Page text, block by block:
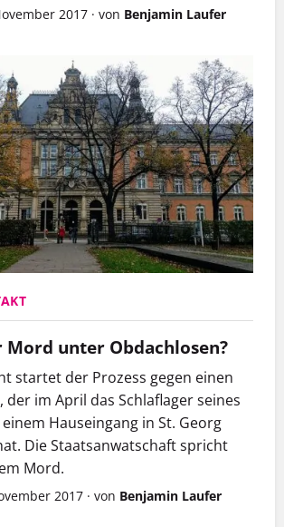
2017 · von Benjamin Laufer
Mord unter Obdachlosen?
startet der Prozess gegen einen
der im April das Schlaflager seines
Hauseingang in St. Georg
Die Staatsanwatschaft spricht
Mord.
2017 · von Benjamin Laufer